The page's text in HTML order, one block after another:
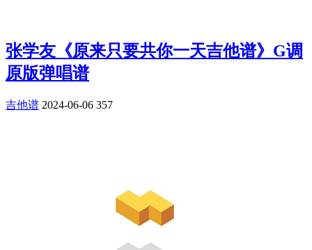
张学友《原来只要共你一天吉他谱》G调
原版弹唱谱
吉他谱 2024-06-06 357